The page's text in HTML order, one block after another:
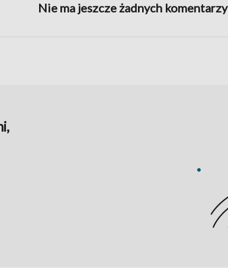
Nie ma jeszcze żadnych komentarzy